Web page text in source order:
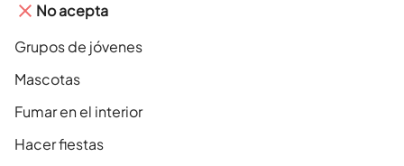
No acepta
Grupos de jóvenes
Mascotas
Fumar en el interior
Hacer fiestas